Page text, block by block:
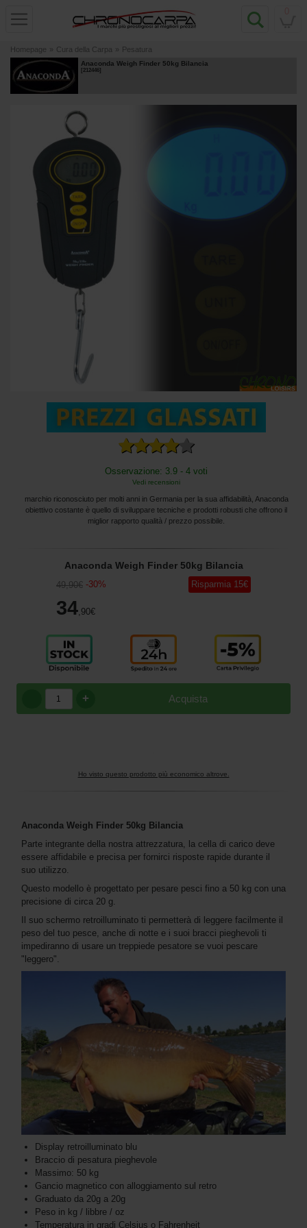
Homepage » Cura della Carpa » Pesatura
Anaconda Weigh Finder 50kg Bilancia
[212446]
Osservazione: 3.9 - 4 voti
Vedi recensioni
marchio riconosciuto per molti anni in Germania per la sua affidabilità, Anaconda
obiettivo costante è quello di sviluppare tecniche e prodotti robusti che offrono il
miglior rapporto qualità / prezzo possibile.
Anaconda Weigh Finder 50kg Bilancia
49,90€ -30%
34 ,90€
Risparmia 15€
Acquista
+
Ho visto questo prodotto più economico altrove.
Anaconda Weigh Finder 50kg Bilancia
Parte integrante della nostra attrezzatura, la cella di carico deve
essere affidabile e precisa per fornirci risposte rapide durante il
suo utilizzo.
Questo modello è progettato per pesare pesci fino a 50 kg con una
precisione di circa 20 g.
Il suo schermo retroilluminato ti permetterà di leggere facilmente il
peso del tuo pesce, anche di notte e i suoi bracci pieghevoli ti
impediranno di usare un treppiede pesatore se vuoi pescare
"leggero".
Display retroilluminato blu
Braccio di pesatura pieghevole
Massimo: 50 kg
Gancio magnetico con alloggiamento sul retro
Graduato da 20g a 20g
Peso in kg / libbre / oz
Temperatura in gradi Celsius o Fahrenheit